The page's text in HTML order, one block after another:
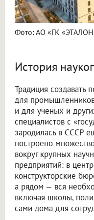
Фото: АО «ГК
История
Традиция создавать
для
и для ученых и
специалистов с
зародилась в СССР
построено
вокруг крупных
предприятий: в
конструкторские
а рядом — вся
включая школы,
сами дома для